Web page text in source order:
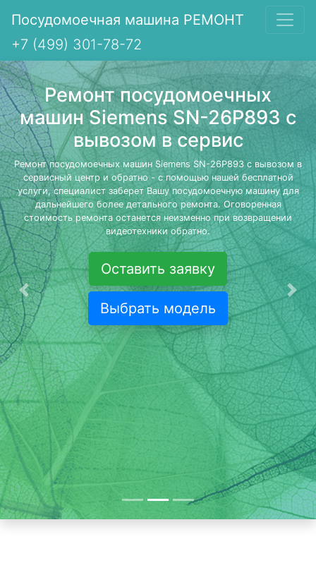
Посудомоечная машина РЕМОНТ
+7 (499) 301-78-72
Ремонт посудомоечных
машин Siemens SN-26P893 с
вывозом в сервис
Ремонт посудомоечных машин Siemens SN-26P893 с вывозом в
сервисный центр и обратно - с помощью нашей бесплатной
услуги, специалист заберет Вашу посудомоечную машину для
дальнейшего более детального ремонта. Оговоренная
стоимость ремонта останется неизменно при возвращении
видеотехники обратно.
Оставить заявку
Выбрать модель
Предыдущая